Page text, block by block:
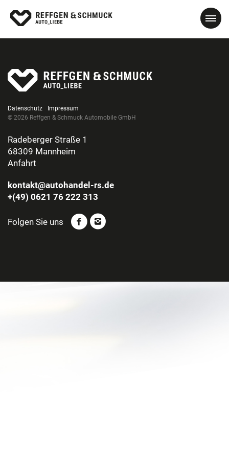
Datenschutz
Impressum
© 2026 Reffgen & Schmuck Automobile GmbH
Radeberger Straße 1
68309 Mannheim
Anfahrt
kontakt@autohandel-rs.de
+(49) 0621 76 222 313
Folgen Sie uns